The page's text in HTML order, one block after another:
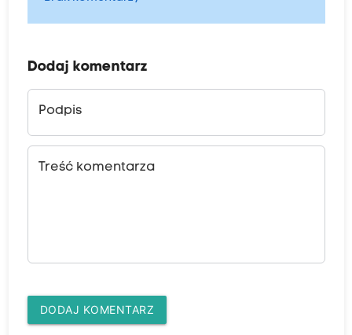
Dodaj komentarz
Podpis
Treść komentarza
DODAJ KOMENTARZ